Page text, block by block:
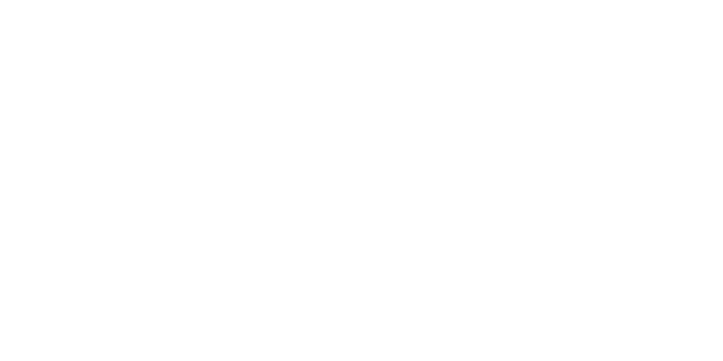
especially over the previous ones. It is thus possible to observe that the book’s era constituted a
science; indeed, from the first rudiments of applied science came an unimaginable development of
accompanied extraordinary population growth, contributing to human health while maintaining a
however, greater interest was shown in the slow and painstaking progress that, beginning in Roman
integration of crops and livestock. This, in fact, is the type of agriculture – as described in De Carolis’
which, without losing soil fertility, has been able to make the most of the scientific progress that
which led to the overcoming of the Malthusian theory. Not to be overlooked in the aforementioned
fact, it recalls the mutual responsibility between farmers and milkers, probably a sign of the times:
socialism, with the attempt to overcome them with the Social Doctrine of the Church initiated with the